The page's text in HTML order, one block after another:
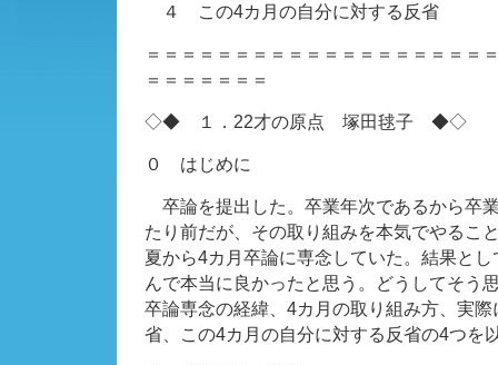
４ この4カ月の自分に対する反省
＝＝＝＝＝＝＝＝＝＝＝＝＝＝＝＝＝＝＝
＝＝＝＝＝＝＝
◇◆ １．22才の原点 塚田毬子 ◆◇
０ はじめに
卒論を提出した。卒業年次であるから卒
たり前だが、その取り組みを本気でやるこ
夏から4カ月卒論に専念していた。結果と
んで本当に良かったと思う。どうしてそう
卒論専念の経緯、4カ月の取り組み方、実
省、この4カ月の自分に対する反省の4つを